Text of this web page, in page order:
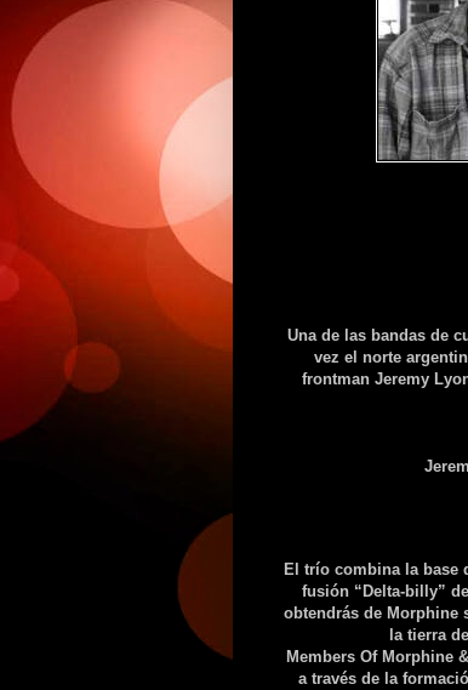
Una de las bandas de
vez el norte
frontman Jeremy
El trío combina la base
fusión “Delta-billy”
obtendrás de Morphine
la tierra
Members Of Morphine
a través de la